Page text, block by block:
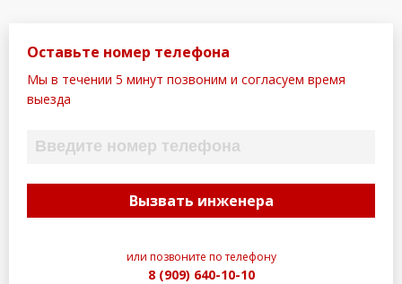
Оставьте номер телефона
Мы в течении 5 минут позвоним и согласуем время
выезда
или позвоните по телефону
8 (909) 640-10-10